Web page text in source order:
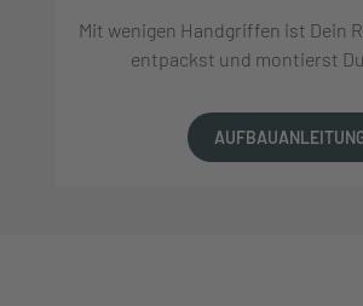
Mit wenigen Handgriffen ist Dein
entpackst und montierst Du